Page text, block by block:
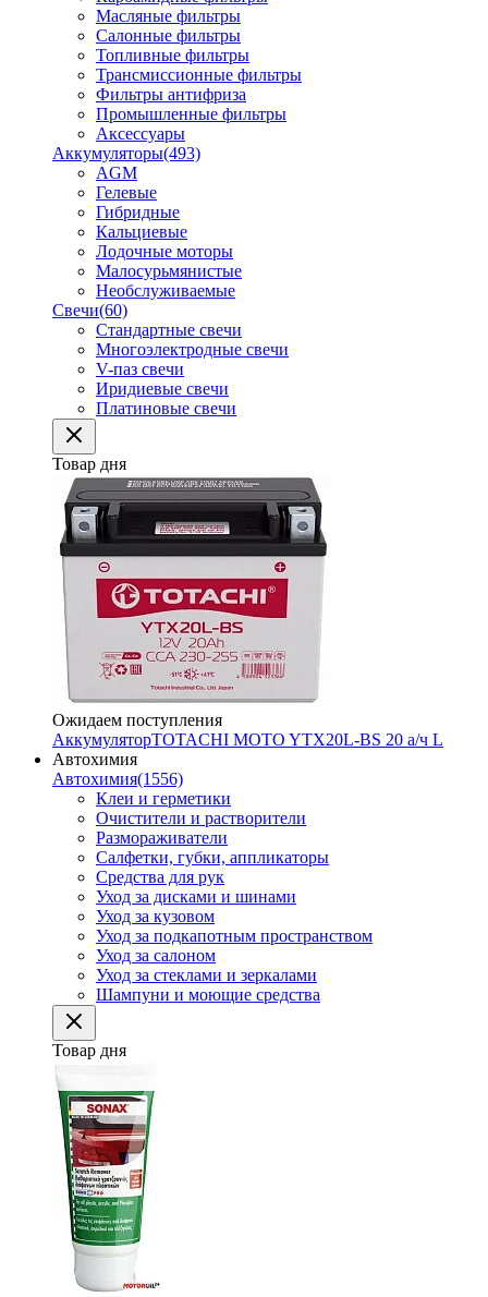
Масляные фильтры
Салонные фильтры
Топливные фильтры
Трансмиссионные фильтры
Фильтры антифриза
Промышленные фильтры
Аксессуары
Аккумуляторы(493)
AGM
Гелевые
Гибридные
Кальциевые
Лодочные моторы
Малосурьмянистые
Необслуживаемые
Свечи(60)
Стандартные свечи
Многоэлектродные свечи
V-паз свечи
Иридиевые свечи
Платиновые свечи
Товар дня
Ожидаем поступления
АккумуляторTOTACHI MOTO YTX20L-BS 20 а/ч L
Автохимия
Автохимия(1556)
Клеи и герметики
Очистители и растворители
Размораживатели
Салфетки, губки, аппликаторы
Средства для рук
Уход за дисками и шинами
Уход за кузовом
Уход за подкапотным пространством
Уход за салоном
Уход за стеклами и зеркалами
Шампуни и моющие средства
Товар дня